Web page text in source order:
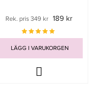
Rek. pris 349 kr 189 kr
LÄGG I VARUKORGEN